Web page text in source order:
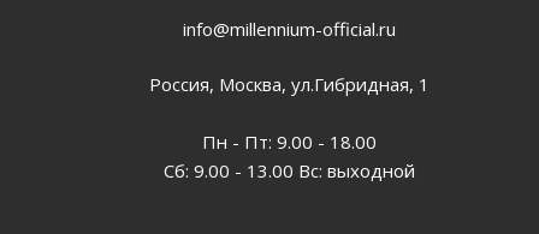
info@millennium-official.ru
Россия, Москва, ул.Гибридная, 1
Пн - Пт: 9.00 - 18.00
Сб: 9.00 - 13.00 Вс: выходной